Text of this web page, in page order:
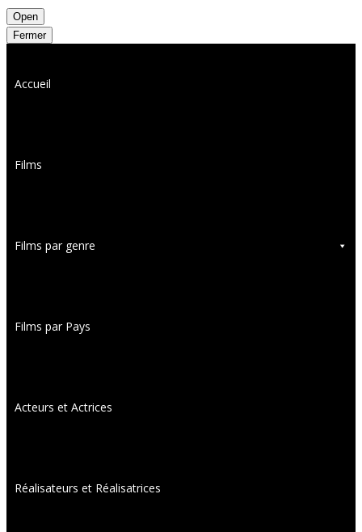
Open
Fermer
Accueil
Films
Films par genre
Films par Pays
Acteurs et Actrices
Réalisateurs et Réalisatrices